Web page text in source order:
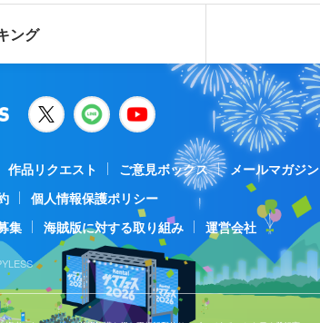
ング
作品リクエスト ご意見ボックス
メールマガジン
個人情報保護ポリシー
集 海賊版に対する取り組み 運営会社